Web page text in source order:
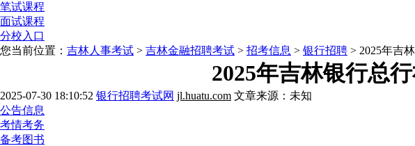
笔试课程
面试课程
分校入口
您当前位置： 吉林人事考试 > 吉林金融招聘考试 > 招考信息 > 银行招聘 > 2025年吉
2025年吉林银行总
2025-07-30 18:10:52 银行招聘考试网 jl.huatu.com 文章来源：未知
公告信息
考情考务
备考图书